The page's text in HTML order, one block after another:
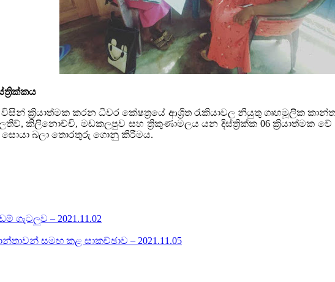
විසින් ක්‍රියාත්මක කරන ධීවර කේෂත්‍රයේ ආශ්‍රිත රැකියාවල නියුතු ගෘහමූලික
කිලිනොච්චි, මඩකලපුව සහ ත්‍රිකුණාමලය යන දිස්ත්‍රික්ක 06 ක්‍රියාත්මක
බලා තොරතුරු ගොනු කිරීමය.
– 2021.11.02
සමඟ කළ සාකච්ඡාව – 2021.11.05